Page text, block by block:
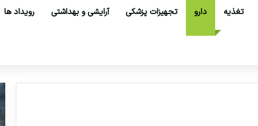
تغذیه دارو تجهیزات پزشکی آرایشی و بهداشتی رویداد ها